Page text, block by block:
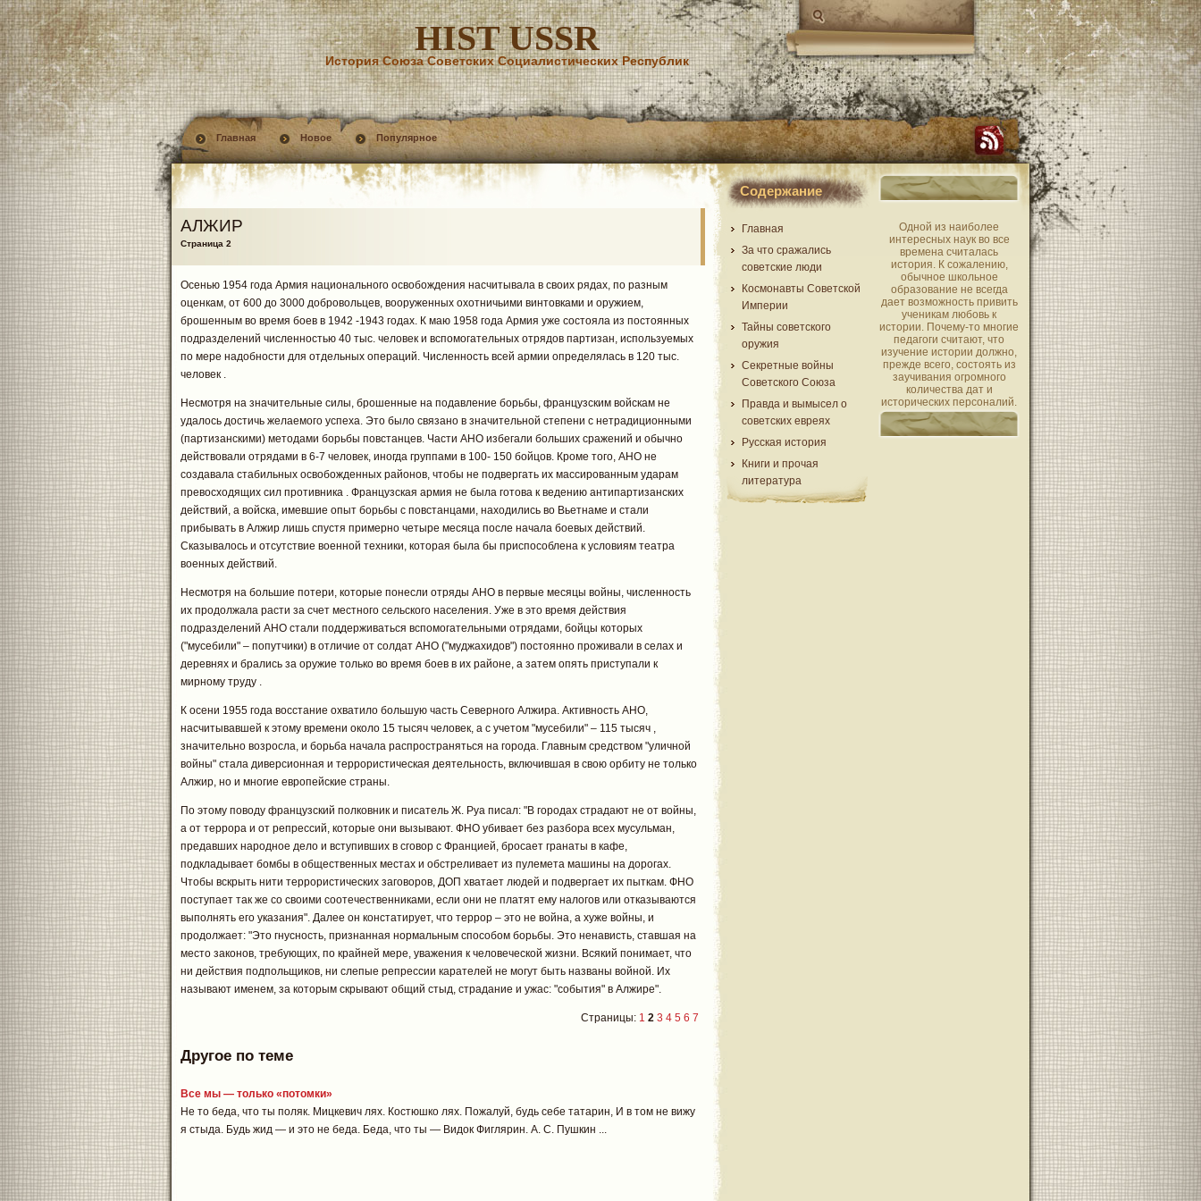
HIST USSR
История Союза Советских Социалистических Республик
Главная Новое Популярное
АЛЖИР
Страница 2
Осенью 1954 года Армия национального освобождения насчитывала в своих рядах, по разным
оценкам, от 600 до 3000 добровольцев, вооруженных охотничьими винтовками и оружием,
брошенным во время боев в 1942 -1943 годах. К маю 1958 года Армия уже состояла из постоянных
подразделений численностью 40 тыс. человек и вспомогательных отрядов партизан, используемых
по мере надобности для отдельных операций. Численность всей армии определялась в 120 тыс.
человек .
Несмотря на значительные силы, брошенные на подавление борьбы, французским войскам не
удалось достичь желаемого успеха. Это было связано в значительной степени с нетрадиционными
(партизанскими) методами борьбы повстанцев. Части АНО избегали больших сражений и обычно
действовали отрядами в 6-7 человек, иногда группами в 100- 150 бойцов. Кроме того, АНО не
создавала стабильных освобожденных районов, чтобы не подвергать их массированным ударам
превосходящих сил противника . Французская армия не была готова к ведению антипартизанских
действий, а войска, имевшие опыт борьбы с повстанцами, находились во Вьетнаме и стали
прибывать в Алжир лишь спустя примерно четыре месяца после начала боевых действий.
Сказывалось и отсутствие военной техники, которая была бы приспособлена к условиям театра
военных действий.
Несмотря на большие потери, которые понесли отряды АНО в первые месяцы войны, численность
их продолжала расти за счет местного сельского населения. Уже в это время действия
подразделений АНО стали поддерживаться вспомогательными отрядами, бойцы которых
("мусебили" – попутчики) в отличие от солдат АНО ("муджахидов") постоянно проживали в селах и
деревнях и брались за оружие только во время боев в их районе, а затем опять приступали к
мирному труду .
К осени 1955 года восстание охватило большую часть Северного Алжира. Активность АНО,
насчитывавшей к этому времени около 15 тысяч человек, а с учетом "мусебили" – 115 тысяч ,
значительно возросла, и борьба начала распространяться на города. Главным средством "уличной
войны" стала диверсионная и террористическая деятельность, включившая в свою орбиту не только
Алжир, но и многие европейские страны.
По этому поводу французский полковник и писатель Ж. Руа писал: "В городах страдают не от войны,
а от террора и от репрессий, которые они вызывают. ФНО убивает без разбора всех мусульман,
предавших народное дело и вступивших в сговор с Францией, бросает гранаты в кафе,
подкладывает бомбы в общественных местах и обстреливает из пулемета машины на дорогах.
Чтобы вскрыть нити террористических заговоров, ДОП хватает людей и подвергает их пыткам. ФНО
поступает так же со своими соотечественниками, если они не платят ему налогов или отказываются
выполнять его указания". Далее он констатирует, что террор – это не война, а хуже войны, и
продолжает: "Это гнусность, признанная нормальным способом борьбы. Это ненависть, ставшая на
место законов, требующих, по крайней мере, уважения к человеческой жизни. Всякий понимает, что
ни действия подпольщиков, ни слепые репрессии карателей не могут быть названы войной. Их
называют именем, за которым скрывают общий стыд, страдание и ужас: "события" в Алжире".
Страницы: 1 2 3 4 5 6 7
Другое по теме
Все мы — только «потомки»
Не то беда, что ты поляк. Мицкевич лях. Костюшко лях. Пожалуй, будь себе татарин, И в том не вижу
я стыда. Будь жид — и это не беда. Беда, что ты — Видок Фиглярин. А. С. Пушкин ...
Содержание
Главная
За что сражались
советские люди
Космонавты Советской
Империи
Тайны советского
оружия
Секретные войны
Советского Союза
Правда и вымысел о
советских евреях
Русская история
Книги и прочая
литература
Одной из наиболее
интересных наук во все
времена считалась
история. К сожалению,
обычное школьное
образование не всегда
дает возможность привить
ученикам любовь к
истории. Почему-то многие
педагоги считают, что
изучение истории должно,
прежде всего, состоять из
заучивания огромного
количества дат и
исторических персоналий.